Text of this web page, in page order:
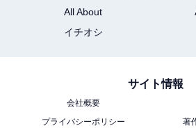
All About
イチオシ
サイト情報
会社概要
プライバシーポリシー
著